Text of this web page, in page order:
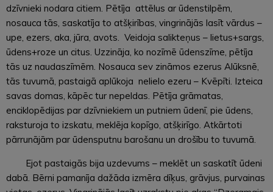
dzīvnieki nodara citiem. Pētīja attēlus ar ūdenstilpēm,
nosauca tās, saskatīja to atšķirības, vingrinājās lasīt vārdus –
upe, ezers, aka, jūra, avots. Veidoja salikteņus – lietus+sargs,
ūdens+roze un citus. Uzzināja, ko nozīmē ūdenszīme, pētīja
tās uz naudaszīmēm. Nosauca sev zināmos ezerus Alūksnē,
tās tuvumā, pastaigā aplūkoja nelielo ezeru – Kvēpīti. Izteica
savas domas, kāpēc tur nepeldas. Pētīja grāmatas,
enciklopēdijas par dzīvniekiem un putniem ūdenī, pie ūdens,
raksturoja to izskatu, meklēja kopīgo, atšķirīgo. Atkārtoti
pārrunājām par ūdensputnu barošanu un drošību to tuvumā.
Ejot pastaigās bija uzdevums – meklēt un saskatīt ūdeni
dabā. Bērni pamanīja dažāda izmēra dīķus, grāvjus, purvainas